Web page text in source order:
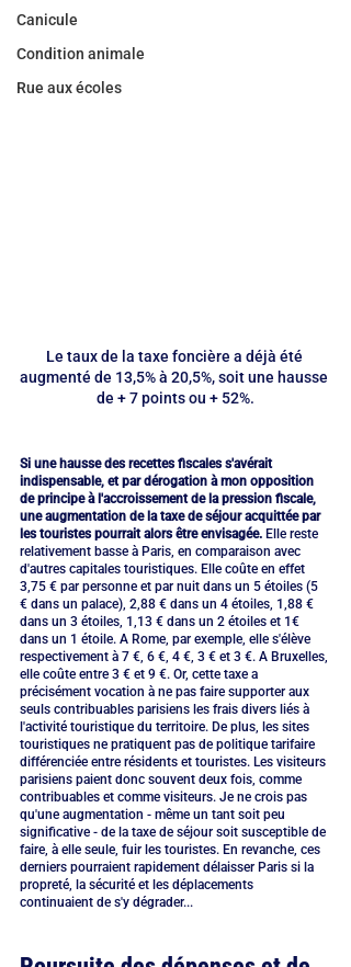
Canicule
Condition animale
Rue aux écoles
Le taux de la taxe foncière a déjà été
augmenté de 13,5% à 20,5%, soit une hausse
de + 7 points ou + 52%.
Si une hausse des recettes fiscales s'avérait
indispensable, et par dérogation à mon opposition
de principe à l'accroissement de la pression fiscale,
une augmentation de la taxe de séjour acquittée par
les touristes pourrait alors être envisagée. Elle reste
relativement basse à Paris, en comparaison avec
d'autres capitales touristiques. Elle coûte en effet
3,75 € par personne et par nuit dans un 5 étoiles (5
€ dans un palace), 2,88 € dans un 4 étoiles, 1,88 €
dans un 3 étoiles, 1,13 € dans un 2 étoiles et 1€
dans un 1 étoile. A Rome, par exemple, elle s'élève
respectivement à 7 €, 6 €, 4 €, 3 € et 3 €. A Bruxelles,
elle coûte entre 3 € et 9 €. Or, cette taxe a
précisément vocation à ne pas faire supporter aux
seuls contribuables parisiens les frais divers liés à
l'activité touristique du territoire. De plus, les sites
touristiques ne pratiquent pas de politique tarifaire
différenciée entre résidents et touristes. Les visiteurs
parisiens paient donc souvent deux fois, comme
contribuables et comme visiteurs. Je ne crois pas
qu'une augmentation - même un tant soit peu
significative - de la taxe de séjour soit susceptible de
faire, à elle seule, fuir les touristes. En revanche, ces
derniers pourraient rapidement délaisser Paris si la
propreté, la sécurité et les déplacements
continuaient de s'y dégrader...